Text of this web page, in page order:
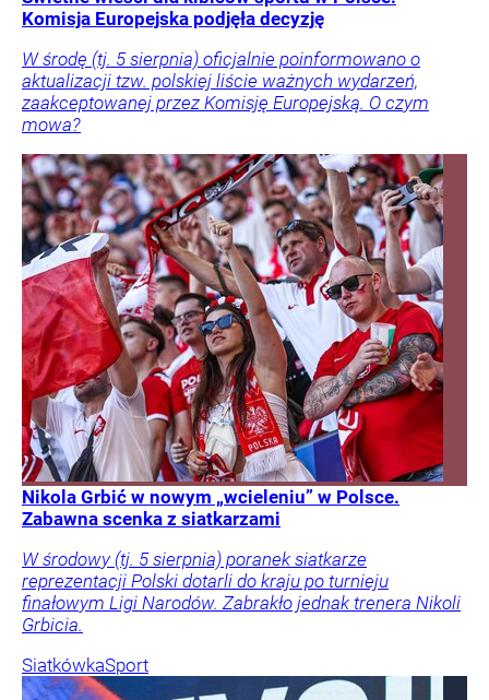
Komisja Europejska podjęła decyzję
W środę (tj. 5 sierpnia) oficjalnie poinformowano o
aktualizacji tzw. polskiej liście ważnych wydarzeń,
zaakceptowanej przez Komisję Europejską. O czym
mowa?
Nikola Grbić w nowym „wcieleniu” w Polsce.
Zabawna scenka z siatkarzami
W środowy (tj. 5 sierpnia) poranek siatkarze
reprezentacji Polski dotarli do kraju po turnieju
finałowym Ligi Narodów. Zabrakło jednak trenera Nikoli
Grbicia.
SiatkówkaSport